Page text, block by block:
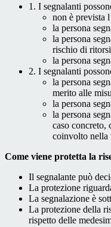
1. I segnalanti
non è prevista
la persona
la persona
rischio di
la persona
2. I segnalanti
la persona
merito alle
la persona
la persona
caso concreto,
coinvolto nella
Come viene protetta la
Il segnalante può
La protezione
La segnalazione è
La protezione della
rispetto delle